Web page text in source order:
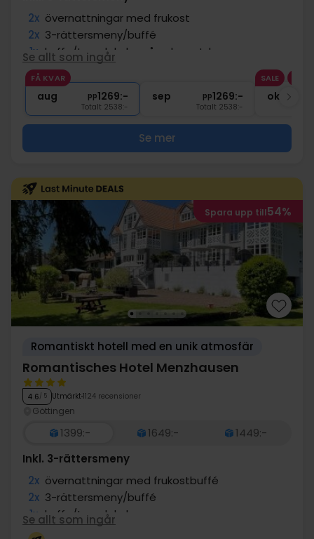
2x övernattningar med frukost
2x 3-rättersmeny/buffé
1x kaffe/te och kaka på ankomstdagen
1x 1 glas bubbel
1x spel på kägelbana
Se allt som ingår
FÅ KVAR
aug pp1269:-
Totalt 2538:-
sep pp1269:-
Totalt 2538:-
SALE
okt
Se mer
Spara upp till54%
Romantiskt hotell med en unik atmosfär
Romantisches Hotel Menzhausen
4.6/ 5 Utmärkt 1124 recensioner
Göttingen
1399:- 1649:-
1449:-
Inkl. 3-rättersmeny
2x övernattningar med frukostbuffé
2x 3-rättersmeny/buffé
1x kaffe/te och kaka
1x
1 välkomstdrink
Se allt som ingår